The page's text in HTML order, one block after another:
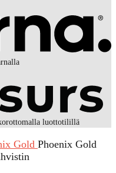
luottotilillä
Gold Phoenix Gold